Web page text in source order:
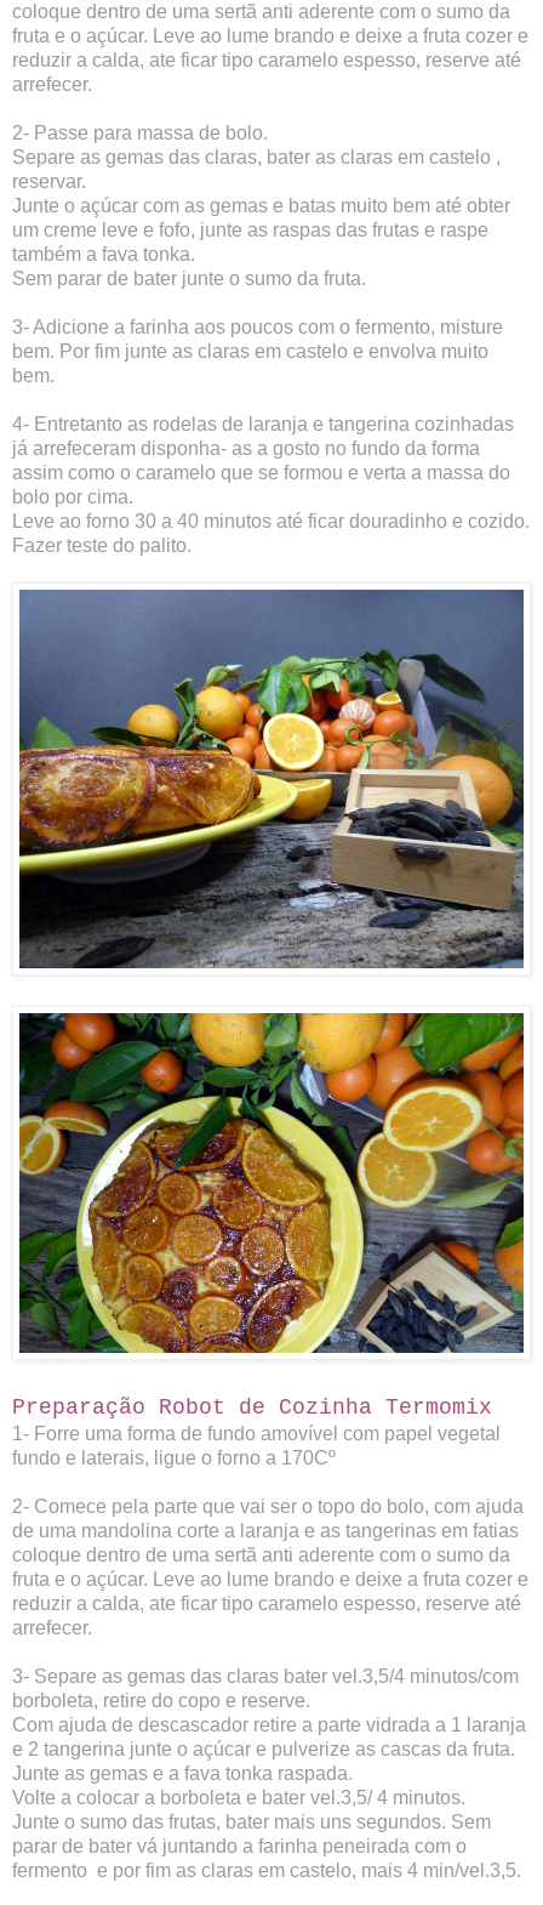
coloque dentro de uma sertã anti aderente com o sumo da
fruta e o açúcar. Leve ao lume brando e deixe a fruta cozer e
reduzir a calda, ate ficar tipo caramelo espesso, reserve até
arrefecer.
2- Passe para massa de bolo.
Separe as gemas das claras, bater as claras em castelo ,
reservar.
Junte o açúcar com as gemas e batas muito bem até obter
um creme leve e fofo, junte as raspas das frutas e raspe
também a fava tonka.
Sem parar de bater junte o sumo da fruta.
3- Adicione a farinha aos poucos com o fermento, misture
bem. Por fim junte as claras em castelo e envolva muito
bem.
4- Entretanto as rodelas de laranja e tangerina cozinhadas
já arrefeceram disponha- as a gosto no fundo da forma
assim como o caramelo que se formou e verta a massa do
bolo por cima.
Leve ao forno 30 a 40 minutos até ficar douradinho e cozido.
Fazer teste do palito.
Preparação Robot de Cozinha Termomix
1- Forre uma forma de fundo amovível com papel vegetal
fundo e laterais, ligue o forno a 170Cº
2- Comece pela parte que vai ser o topo do bolo, com ajuda
de uma mandolina corte a laranja e as tangerinas em fatias
coloque dentro de uma sertã anti aderente com o sumo da
fruta e o açúcar. Leve ao lume brando e deixe a fruta cozer e
reduzir a calda, ate ficar tipo caramelo espesso, reserve até
arrefecer.
3- Separe as gemas das claras bater vel.3,5/4 minutos/com
borboleta, retire do copo e reserve.
Com ajuda de descascador retire a parte vidrada a 1 laranja
e 2 tangerina junte o açúcar e pulverize as cascas da fruta.
Junte as gemas e a fava tonka raspada.
Volte a colocar a borboleta e bater vel.3,5/ 4 minutos.
Junte o sumo das frutas, bater mais uns segundos. Sem
parar de bater vá juntando a farinha peneirada com o
fermento e por fim as claras em castelo, mais 4 min/vel.3,5.